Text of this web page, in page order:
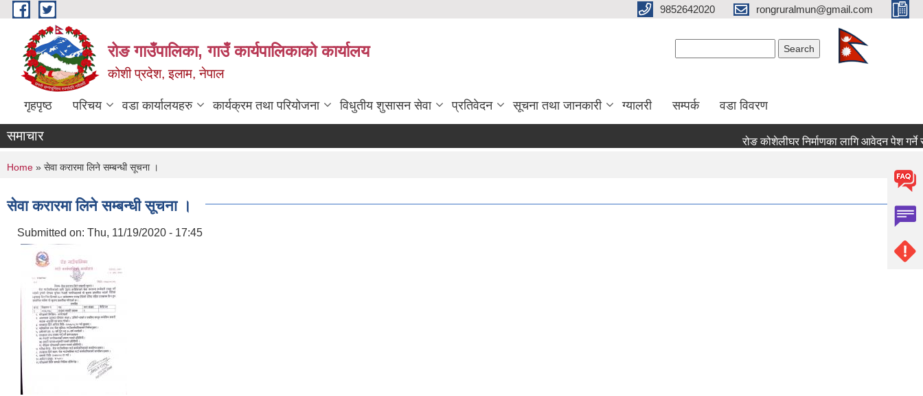
Skip to main content 9852642020 rongruralmun@gmail.com
रोङ गाउँपालिका, गाउँ कार्यपालिकाको कार्यालय
कोशी प्रदेश, इलाम, नेपाल
गृहपृष्ठ परिचय वडा कार्यालयहरु कार्यक्रम तथा परियोजना विधुतीय शुसासन सेवा प्रतिवेदन सूचना तथा जानकारी ग्यालरी सम्पर्क वडा विवरण
समाचार रोङ कोशेलीघर निर्माणका लागि आवेदन पेश गर्ने
You are here
Home » सेवा करारमा लिने सम्बन्धी सूचना ।
सेवा करारमा लिने सम्बन्धी सूचना ।
Submitted on: Thu, 11/19/2020 - 17:45